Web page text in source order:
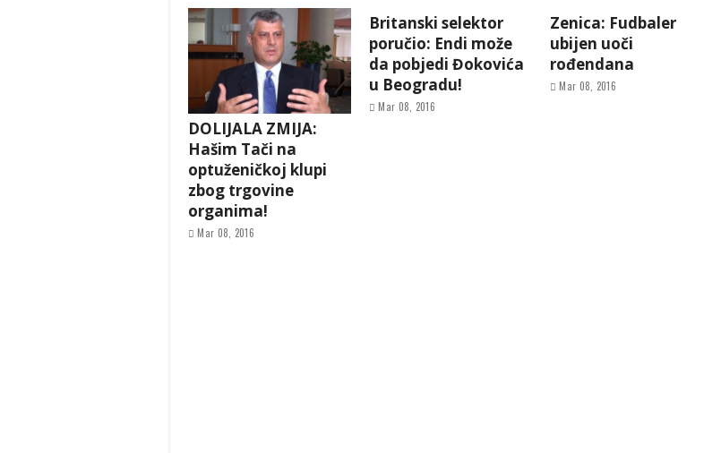
DOLIJALA ZMIJA:
Hašim Tači na
optuženičkoj klupi
zbog trgovine
organima!
Mar 08, 2016
Britanski selektor
poručio: Endi može
da pobjedi Đokovića
u Beogradu!
Mar 08, 2016
Zenica: Fudbaler
ubijen uoči
rođendana
Mar 08, 2016